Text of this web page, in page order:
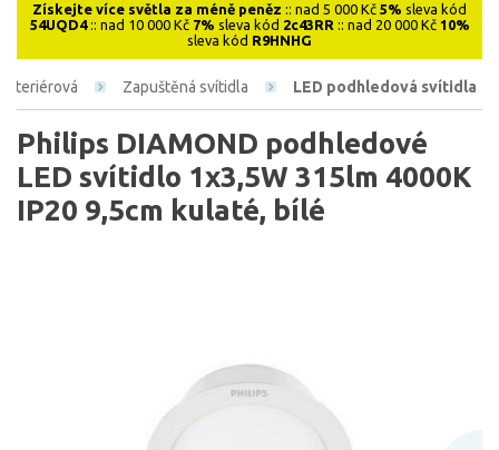
Získejte více světla za méně peněz :: nad 5 000 Kč 5% sleva kód
54UQD4:: nad 10 000 Kč 7% sleva kód 2c43RR :: nad 20 000 Kč 10%
sleva kód R9HNHG
Interiérová Zapuštěná svítidla LED podhledová svítidla
Philips DIAMOND podhledové
LED svítidlo 1x3,5W 315lm 4000K
IP20 9,5cm kulaté, bílé